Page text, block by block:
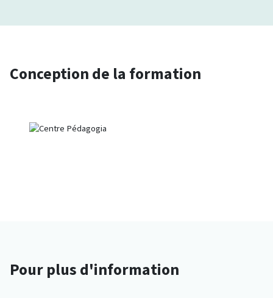
Conception de la formation
Pour plus d'information